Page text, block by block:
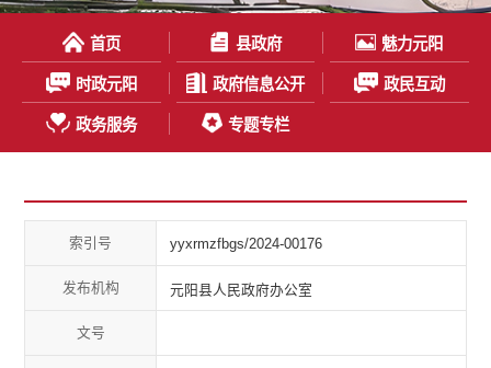
首页 县政府 魅力元阳
时政元阳 政府信息公开 政民互动
政务服务 专题专栏
索引号 yyxrmzfbgs/2024-00176
发布机构 元阳县人民政府办公室
文号